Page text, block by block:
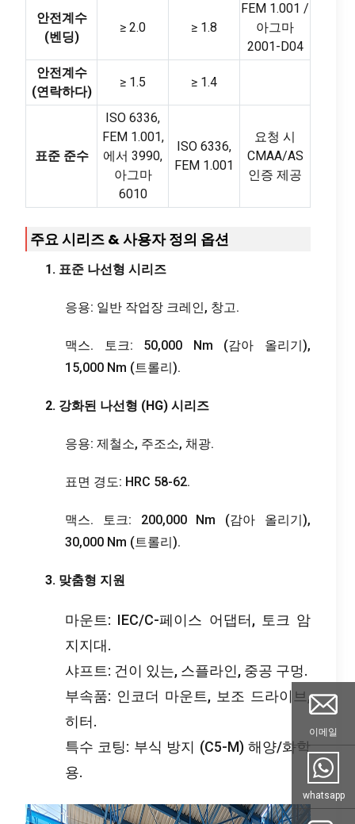
안전계수
(벤딩)
≥ 2.0 ≥ 1.8
FEM 1.001 /
아그마
2001-D04
안전계수
(연락하다)
≥ 1.5 ≥ 1.4
표준 준수
ISO 6336,
FEM 1.001,
에서 3990,
아그마
6010
ISO 6336,
FEM 1.001
요청 시
CMAA/AS
인증 제공
주요 시리즈 & 사용자 정의 옵션
1. 표준 나선형 시리즈
응용: 일반 작업장 크레인, 창고.
맥스. 토크: 50,000 Nm (감아 올리기),
15,000 Nm (트롤리).
2. 강화된 나선형 (HG) 시리즈
응용: 제철소, 주조소, 채광.
표면 경도: HRC 58-62.
맥스. 토크: 200,000 Nm (감아 올리기),
30,000 Nm (트롤리).
3. 맞춤형 지원
마운트: IEC/C-페이스 어댑터, 토크 암
지지대.
샤프트: 건이 있는, 스플라인, 중공 구멍.
부속품: 인코더 마운트, 보조 드라이브,
히터.
특수 코팅: 부식 방지 (C5-M) 해양/화학
용.
이메일
whatsapp